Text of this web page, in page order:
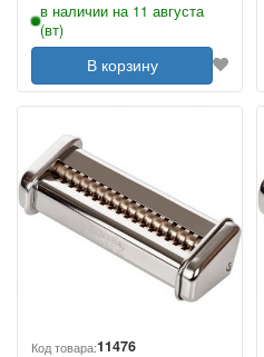
в наличии на 11 августа
(вт)
В корзину
Код товара:11476